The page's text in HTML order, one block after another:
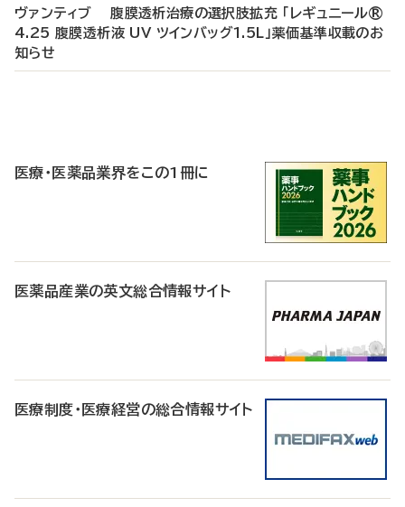
ヴァンティブ 腹膜透析治療の選択肢拡充 「レギュニール®
4.25 腹膜透析液 UV ツインバッグ1.5L」薬価基準収載のお
知らせ
医療・医薬品業界をこの1冊に
医薬品産業の英文総合情報サイト
医療制度・医療経営の総合情報サイト